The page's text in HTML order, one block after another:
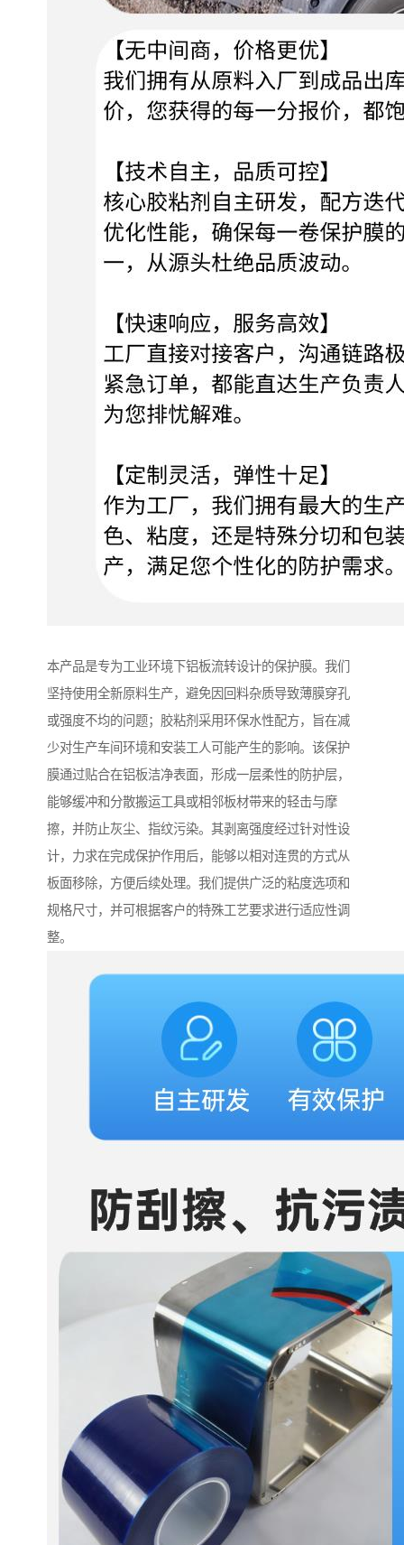
本产品是专为工业环境下铝板流转设计的保护膜。我们
坚持使用全新原料生产，避免因回料杂质导致薄膜穿孔
或强度不均的问题；胶粘剂采用环保水性配方，旨在减
少对生产车间环境和安装工人可能产生的影响。该保护
膜通过贴合在铝板洁净表面，形成一层柔性的防护层，
能够缓冲和分散搬运工具或相邻板材带来的轻击与摩
擦，并防止灰尘、指纹污染。其剥离强度经过针对性设
计，力求在完成保护作用后，能够以相对连贯的方式从
板面移除，方便后续处理。我们提供广泛的粘度选项和
规格尺寸，并可根据客户的特殊工艺要求进行适应性调
整。